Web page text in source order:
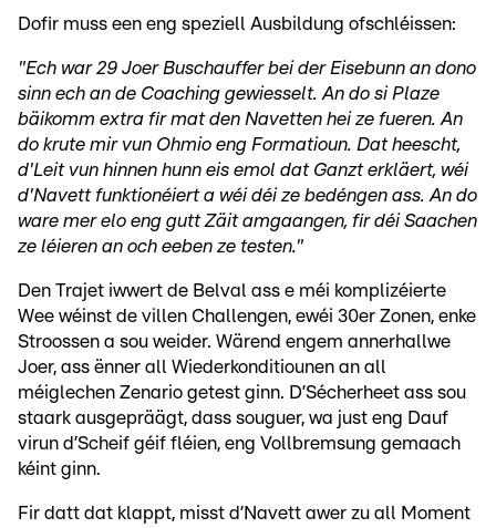
Dofir muss een eng speziell Ausbildung ofschléissen:
"Ech war 29 Joer Buschauffer bei der Eisebunn an dono
sinn ech an de Coaching gewiesselt. An do si Plaze
bäikomm extra fir mat den Navetten hei ze fueren. An
do krute mir vun Ohmio eng Formatioun. Dat heescht,
d'Leit vun hinnen hunn eis emol dat Ganzt erkläert, wéi
d'Navett funktionéiert a wéi déi ze bedéngen ass. An do
ware mer elo eng gutt Zäit amgaangen, fir déi Saachen
ze léieren an och eeben ze testen."
Den Trajet iwwert de Belval ass e méi komplizéierte
Wee wéinst de villen Challengen, ewéi 30er Zonen, enke
Stroossen a sou weider. Wärend engem annerhallwe
Joer, ass ënner all Wiederkonditiounen an all
méiglechen Zenario getest ginn. D’Sécherheet ass sou
staark ausgepräägt, dass souguer, wa just eng Dauf
virun d’Scheif géif fléien, eng Vollbremsung gemaach
kéint ginn.
Fir datt dat klappt, misst d’Navett awer zu all Moment